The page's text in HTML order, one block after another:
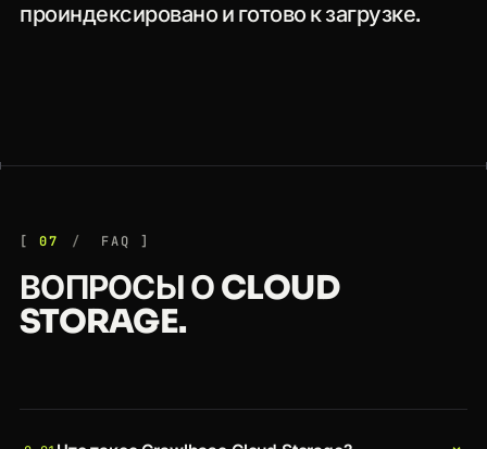
проиндексировано и готово к загрузке.
07 FAQ
ВОПРОСЫ О CLOUD
STORAGE.